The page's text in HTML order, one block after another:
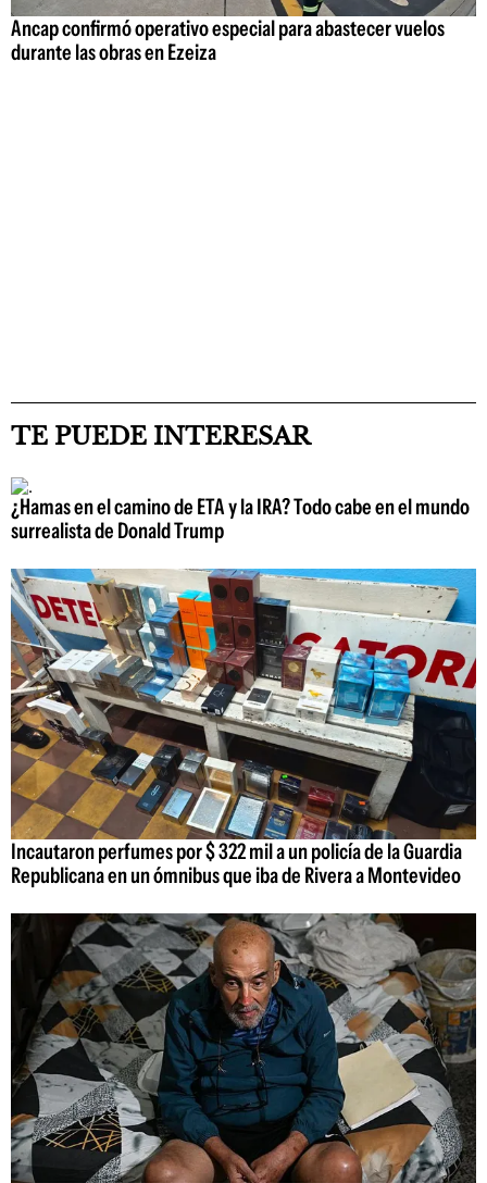
Ancap confirmó operativo especial para abastecer vuelos
durante las obras en Ezeiza
TE PUEDE INTERESAR
¿Hamas en el camino de ETA y la IRA? Todo cabe en el mundo
surrealista de Donald Trump
Incautaron perfumes por $ 322 mil a un policía de la Guardia
Republicana en un ómnibus que iba de Rivera a Montevideo